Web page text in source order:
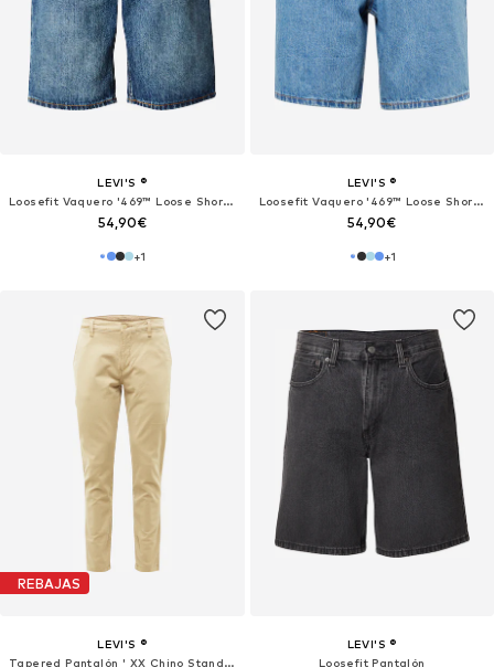
LEVI'S ®
Loosefit Vaquero '469™ Loose Shorts'
54,90€
+1
LEVI'S ®
Loosefit Vaquero '469™ Loose Shorts'
54,90€
+1
REBAJAS
LEVI'S ®
Tapered Pantalón ' XX Chino Standard'
LEVI'S ®
Loosefit Pantalón